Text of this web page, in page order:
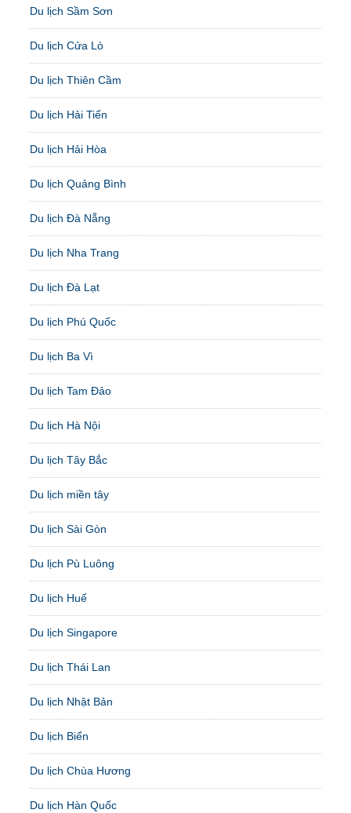
Du lịch Sầm Sơn
Du lịch Cửa Lò
Du lịch Thiên Cầm
Du lịch Hải Tiến
Du lịch Hải Hòa
Du lịch Quảng Bình
Du lịch Đà Nẵng
Du lịch Nha Trang
Du lịch Đà Lạt
Du lịch Phú Quốc
Du lịch Ba Vì
Du lịch Tam Đảo
Du lịch Hà Nội
Du lịch Tây Bắc
Du lịch miền tây
Du lịch Sài Gòn
Du lịch Pù Luông
Du lịch Huế
Du lịch Singapore
Du lịch Thái Lan
Du lịch Nhật Bản
Du lịch Biển
Du lịch Chùa Hương
Du lịch Hàn Quốc